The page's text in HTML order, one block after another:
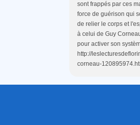
sont frappés par ces
force de guérison qui
de relier le corps et
à celui de Guy
pour activer son
http://
corneau-